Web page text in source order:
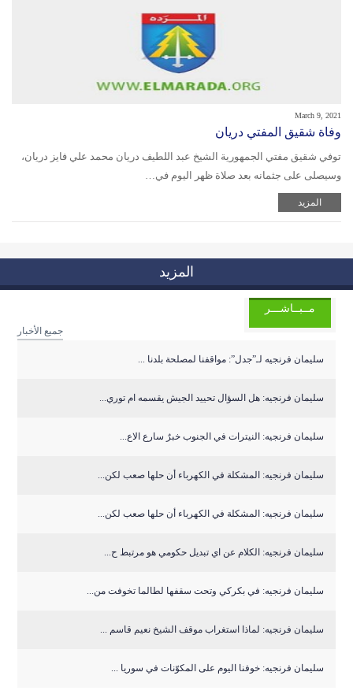
March 9, 2021
وفاة شقيق المفتي دريان
توفي شقيق مفتي الجمهورية الشيخ عبد اللطيف دريان محمد علي فايز دريان،
وسيصلى على جثمانه بعد صلاة ظهر اليوم في…
المزيد
المزيد
مــبــاشـــر
جميع الأخبار
سليمان فرنجيه لـ”جدل”: مواقفنا لمصلحة بلدنا ...
سليمان فرنجيه: هل السؤال تحييد الجيش يقسمه ام توري...
سليمان فرنجيه: النيترات في الجنوب خبرٌ سارع الاع...
سليمان فرنجيه: المشكلة في الكهرباء أن حلها صعب لكن...
سليمان فرنجيه: المشكلة في الكهرباء أن حلها صعب لكن...
سليمان فرنجيه: الكلام عن اي تبديل حكومي هو مرتبط ح...
سليمان فرنجيه: في بكركي وتحت سقفها لطالما تخوفت من...
سليمان فرنجيه: لماذا استغراب موقف الشيخ نعيم قاسم ...
سليمان فرنجيه: خوفنا اليوم على المكوّنات في سوريا ...